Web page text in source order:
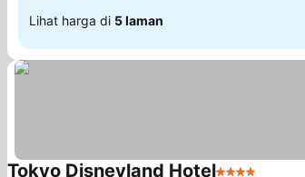
Lihat harga di 5 laman
Tokyo Disneyland Hotel